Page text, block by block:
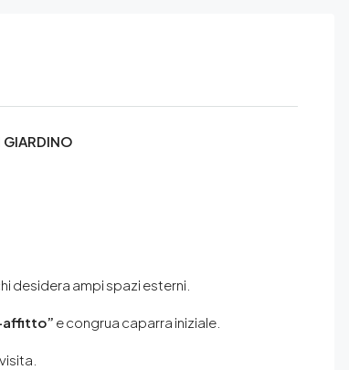
GIARDINO
desidera ampi spazi esterni.
affitto” e congrua caparra iniziale.